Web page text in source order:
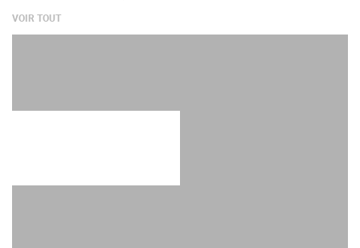
VOIR TOUT